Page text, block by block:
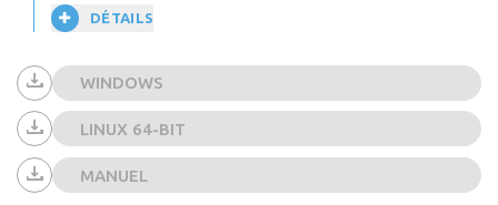
DÉTAILS
WINDOWS
LINUX 64-BIT
MANUEL